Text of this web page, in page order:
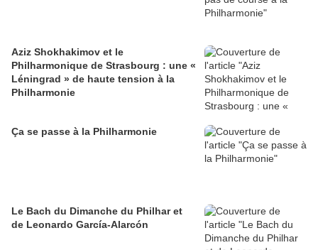
Aziz Shokhakimov et le
Philharmonique de Strasbourg : une «
Léningrad » de haute tension à la
Philharmonie
Ça se passe à la Philharmonie
Le Bach du Dimanche du Philhar et
de Leonardo García-Alarcón